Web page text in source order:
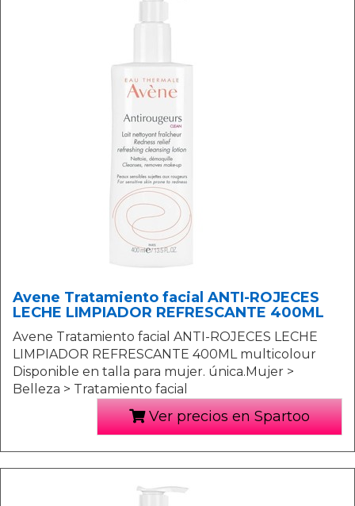
Avene Tratamiento facial ANTI-ROJECES
LECHE LIMPIADOR REFRESCANTE 400ML
Avene Tratamiento facial ANTI-ROJECES LECHE
LIMPIADOR REFRESCANTE 400ML multicolour
Disponible en talla para mujer. única.Mujer >
Belleza > Tratamiento facial
Ver precios en Spartoo